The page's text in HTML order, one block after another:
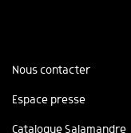
Nous contacter
Espace presse
Catalogue Salamandre